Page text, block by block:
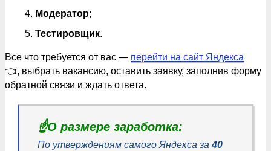
Модератор;
Тестировщик.
Все что требуется от вас — перейти на сайт Яндекса
👈, выбрать вакансию, оставить заявку, заполнив форму
обратной связи и ждать ответа.
☝️О размере заработка:
По утверждениям самого Яндекса за40